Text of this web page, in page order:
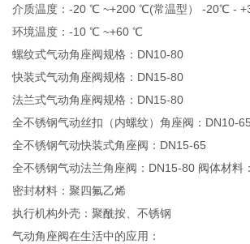
介质温度：-20 ℃ ~+200 ℃(常温型） -20℃ -
环境温度：-10 ℃ ~+60 ℃
螺纹式气动角座阀规格：DN10-80
快装式气动角座阀规格：DN15-80
法兰式气动角座阀规格：DN15-80
全不锈钢气动丝扣（内螺纹）角座阀：DN10-65
全不锈钢气动快装式角座阀：DN15-65
全不锈钢气动法兰角座阀：DN15-80 阀体材料
密封材料：聚四氟乙烯
执行机构外壳：聚酰按、不锈钢
气动角座阀在生活中的应用：